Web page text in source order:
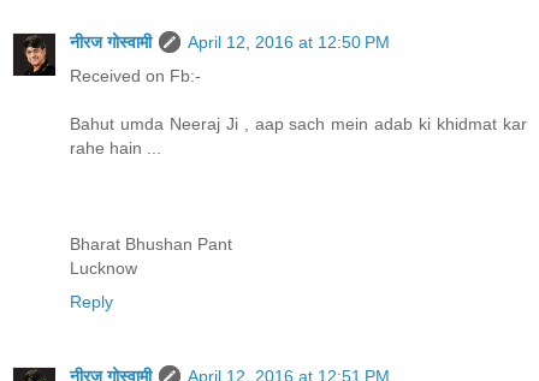
नीरज गोस्वामी
April 12, 2016 at 12:50 PM
Received on Fb:-
Bahut umda Neeraj Ji , aap sach mein adab ki khidmat kar
rahe hain ...
Bharat Bhushan Pant
Lucknow
Reply
नीरज गोस्वामी
April 12, 2016 at 12:51 PM